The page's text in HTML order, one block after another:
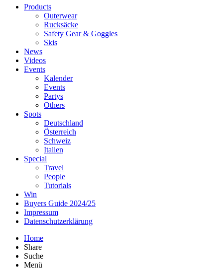
Products
Outerwear
Rucksäcke
Safety Gear & Goggles
Skis
News
Videos
Events
Kalender
Events
Partys
Others
Spots
Deutschland
Österreich
Schweiz
Italien
Special
Travel
People
Tutorials
Win
Buyers Guide 2024/25
Impressum
Datenschutzerklärung
Home
Share
Suche
Menü